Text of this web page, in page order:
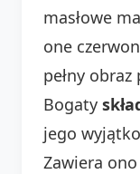
masłowe
one
pełny obraz
Bogaty
jego
Zawiera